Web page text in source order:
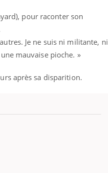
pour raconter son
Je ne suis ni militante, ni
mauvaise pioche. »
après sa disparition.